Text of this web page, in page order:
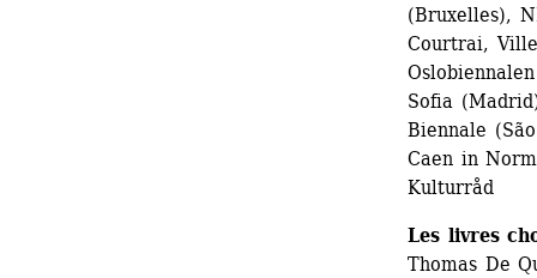
(Bruxelles),
Courtrai,
Sofia
Biennale
Caen in
Kulturråd
Les livres
Thomas De